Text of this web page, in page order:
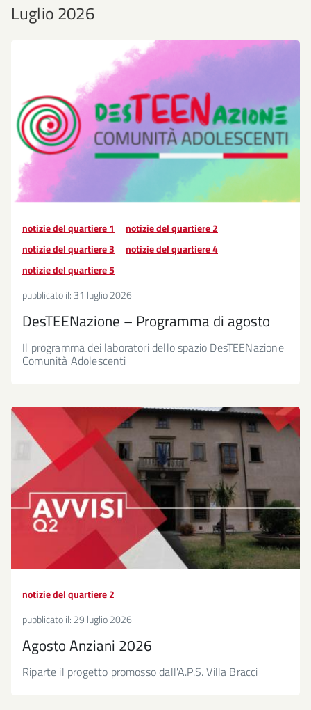
Luglio 2026
notizie del quartiere 1
notizie del quartiere 2
notizie del quartiere 3
notizie del quartiere 4
notizie del quartiere 5
pubblicato il: 31 luglio 2026
DesTEENazione – Programma di agosto
Il programma dei laboratori dello spazio DesTEENazione
Comunità Adolescenti
notizie del quartiere 2
pubblicato il: 29 luglio 2026
Agosto Anziani 2026
Riparte il progetto promosso dall'A.P.S. Villa Bracci